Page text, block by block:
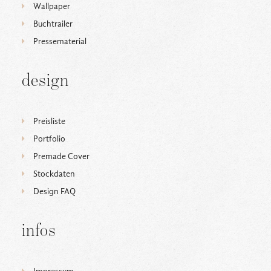
Wallpaper
Buchtrailer
Pressematerial
design
Preisliste
Portfolio
Premade Cover
Stockdaten
Design FAQ
infos